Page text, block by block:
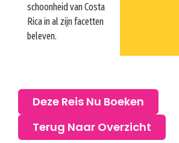
schoonheid van Costa
Rica in al zijn facetten
beleven.
Deze Reis Nu Boeken
Terug Naar Overzicht